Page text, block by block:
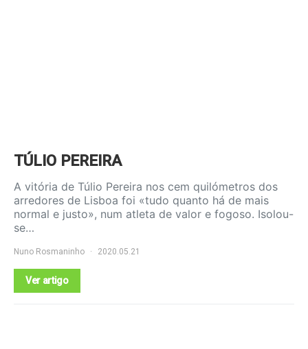
TÚLIO PEREIRA
A vitória de Túlio Pereira nos cem quilómetros dos
arredores de Lisboa foi «tudo quanto há de mais
normal e justo», num atleta de valor e fogoso. Isolou-
se…
Nuno Rosmaninho 2020.05.21
Ver artigo